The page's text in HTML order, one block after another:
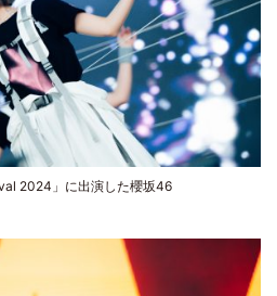
2024」に出演した櫻坂46